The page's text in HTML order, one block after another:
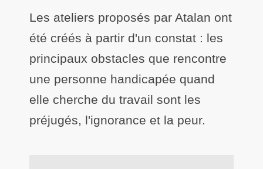
Les ateliers proposés par Atalan ont
été créés à partir d'un constat : les
principaux obstacles que rencontre
une personne handicapée quand
elle cherche du travail sont les
préjugés, l'ignorance et la peur.